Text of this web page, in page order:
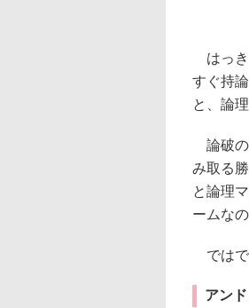
はっき
すぐ持
と、論
論破の
み取る勝
と論理
ームな
ではで
アン